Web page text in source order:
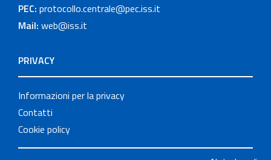
PEC: protocollo.centrale@pec.iss.it
Mail: web@iss.it
PRIVACY
Informazioni per la privacy
Contatti
Cookie policy